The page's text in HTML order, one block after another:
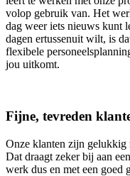
volop gebruik van. Het
dag weer iets nieuws kunt
dagen ertussenuit wilt, is
flexibele
jou uitkomt.
Fijne, tevreden
Onze klanten zijn gelukkig
Dat draagt zeker bij aan
werk dus en met een goed